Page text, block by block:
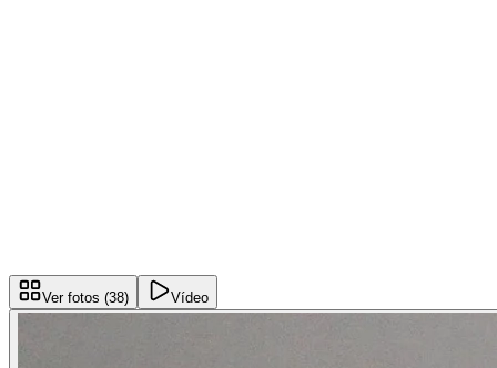
Ver fotos (38) Vídeo